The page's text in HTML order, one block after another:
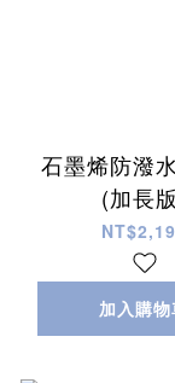
石墨烯防潑
(加長
加入購物